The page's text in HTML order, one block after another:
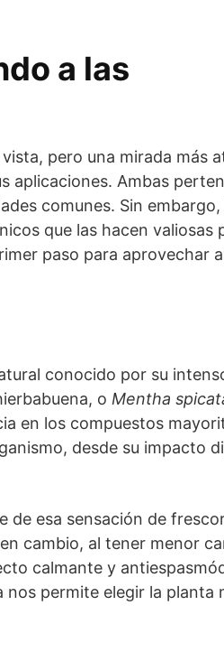
a las
pero una mirada más
aplicaciones. Ambas
comunes. Sin embargo,
que las hacen valiosas
paso para aprovechar
conocido por su
o Mentha
en los compuestos
desde su impacto
de esa sensación de
cambio, al tener menor
calmante y
permite elegir la planta